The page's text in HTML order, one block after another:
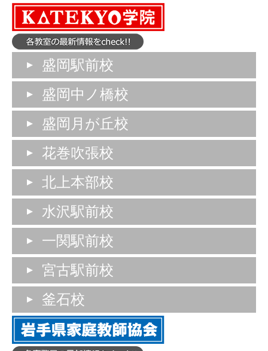
盛岡駅前校
盛岡中ノ橋校
盛岡月が丘校
花巻吹張校
北上本部校
水沢駅前校
一関駅前校
宮古駅前校
釜石校